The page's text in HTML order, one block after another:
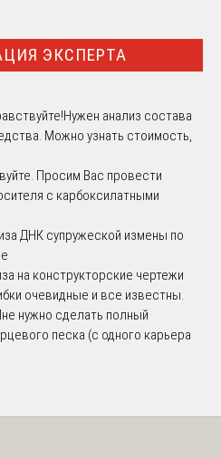
ЭКСПЕРТА
анализ состава
Можно узнать стоимость,
Просим Вас провести
с карбоксилатными
ДНК супружеской измены по
на конструкторские чертежи
очевидные и все известны.
нужно сделать полный
песка (с одного карьера